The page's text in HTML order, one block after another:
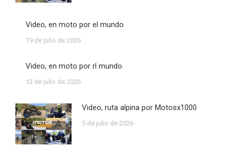
Video, en moto por el mundo
19 de julio de 2026
Video, en moto por rl mundo
12 de julio de 2026
Video, ruta alpina por Motosx1000
5 de julio de 2026